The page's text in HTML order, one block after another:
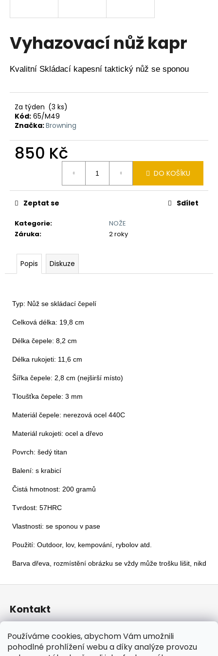
Používáme cookies, abychom Vám umožnili
pohodlné prohlížení webu a díky analýze provozu
Vyhazovací nůž kapr
Kvalitní Skládací kapesní taktický nůž se sponou
Za týden (3 ks)
Kód: 65/M49
Značka:Browning
850 Kč
DO KOŠÍKU
Kategorie:
NOŽE
Záruka: 2 roky
Zeptat se Sdílet
Popis Diskuze
Typ: Nůž se skládací čepelí
Celková délka: 19,8 cm
Délka čepele: 8,2 cm
Délka rukojeti: 11,6 cm
Šířka čepele: 2,8 cm (nejširší místo)
Tloušťka čepele: 3 mm
Materiál čepele: nerezová ocel 440C
Materiál rukojeti: ocel a dřevo
Povrch: šedý titan
Balení: s krabicí
Čistá hmotnost: 200 gramů
Tvrdost: 57HRC
Vlastnosti: se sponou v pase
Použití: Outdoor, lov, kempování, rybolov atd.
Barva dřeva, rozmístění obrázku se vždy může trošku lišit, nikdy
í
t
?
D
o
u
č
u
e
NŮŽ
AČR
990
p
a
Kontakt
+420 732 241 665
TARANISO